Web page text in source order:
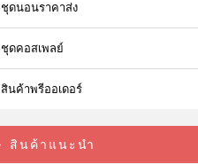
ชุดนอนราคาส่ง
ชุดคอสเพลย์
สินค้าพรีออเดอร์
สินค้าแนะนำ